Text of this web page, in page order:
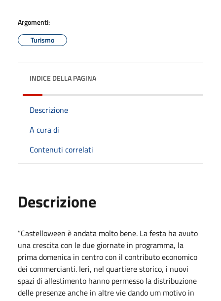
Argomenti:
Turismo
INDICE DELLA PAGINA
Descrizione
A cura di
Contenuti correlati
Descrizione
“Castelloween è andata molto bene. La festa ha avuto
una crescita con le due giornate in programma, la
prima domenica in centro con il contributo economico
dei commercianti. Ieri, nel quartiere storico, i nuovi
spazi di allestimento hanno permesso la distribuzione
delle presenze anche in altre vie dando um motivo in